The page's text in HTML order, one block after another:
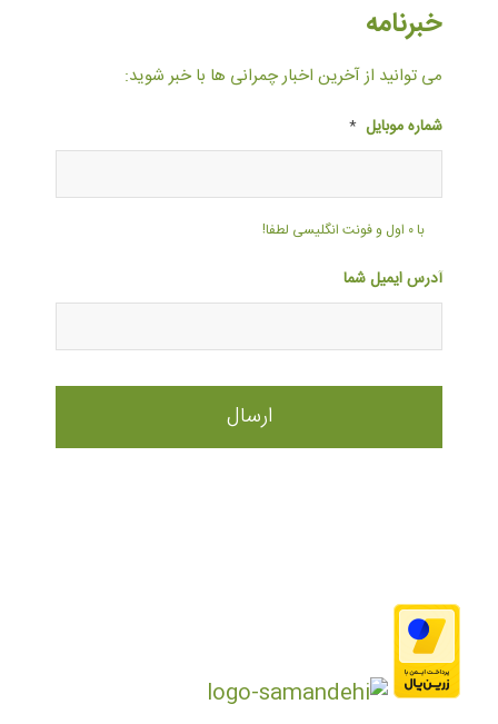
خبرنامه
می توانید از آخرین اخبار چمرانی ها با خبر شوید:
شماره موبایل *
با ۰ اول و فونت انگلیسی لطفا!
آدرس ایمیل شما